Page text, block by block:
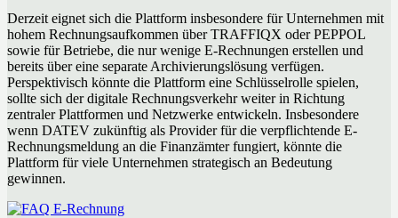
Derzeit eignet sich die Plattform insbesondere für Unternehmen mit
hohem Rechnungsaufkommen über TRAFFIQX oder PEPPOL
sowie für Betriebe, die nur wenige E-Rechnungen erstellen und
bereits über eine separate Archivierungslösung verfügen.
Perspektivisch könnte die Plattform eine Schlüsselrolle spielen,
sollte sich der digitale Rechnungsverkehr weiter in Richtung
zentraler Plattformen und Netzwerke entwickeln. Insbesondere
wenn DATEV zukünftig als Provider für die verpflichtende E-
Rechnungsmeldung an die Finanzämter fungiert, könnte die
Plattform für viele Unternehmen strategisch an Bedeutung
gewinnen.